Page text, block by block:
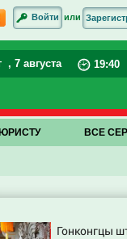
Войти или
, 7 августа 19:40
ВСЕ
Гонконгцы